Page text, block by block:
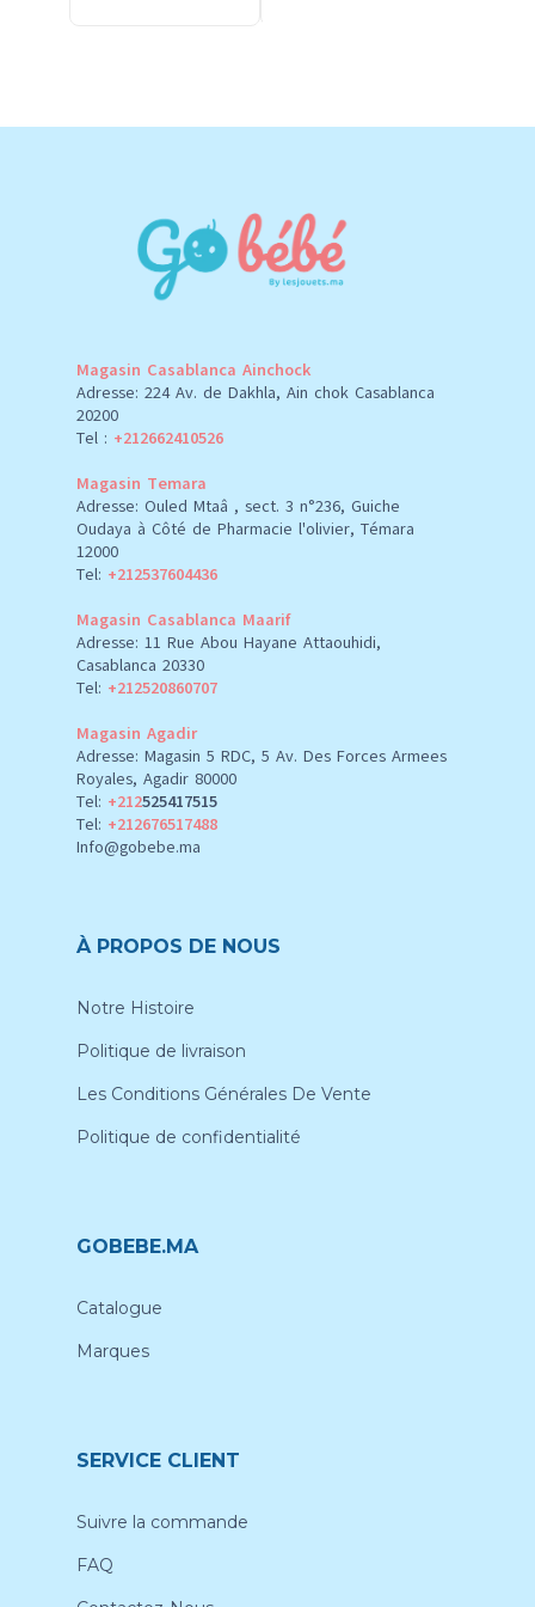
Magasin Casablanca Ainchock
Adresse: 224 Av. de Dakhla, Ain chok Casablanca
20200
Tel : +212662410526
Magasin Temara
Adresse: Ouled Mtaâ , sect. 3 n°236, Guiche
Oudaya à Côté de Pharmacie l'olivier, Témara
12000
Tel: +212537604436
Magasin Casablanca Maarif
Adresse: 11 Rue Abou Hayane Attaouhidi,
Casablanca 20330
Tel: +212520860707
Magasin Agadir
Adresse: Magasin 5 RDC, 5 Av. Des Forces Armees
Royales, Agadir 80000
Tel: +212525417515
Tel: +212676517488
Info@gobebe.ma
À PROPOS DE NOUS
Notre Histoire
Politique de livraison
Les Conditions Générales De Vente
Politique de confidentialité
GOBEBE.MA
Catalogue
Marques
SERVICE CLIENT
Suivre la commande
FAQ